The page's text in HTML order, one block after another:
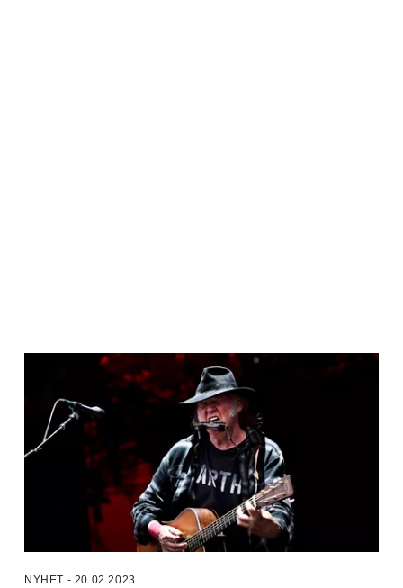
NYHET - 20.02.2023